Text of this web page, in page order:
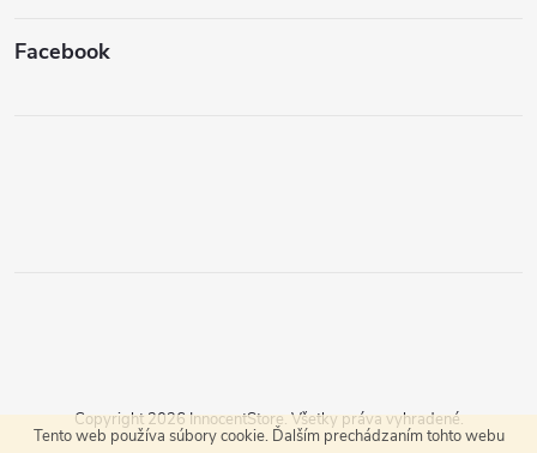
Tento web používa súbory cookie. Ďalším prechádzaním tohto webu
Facebook
Copyright 2026 InnocentStore. Všetky práva vyhradené.